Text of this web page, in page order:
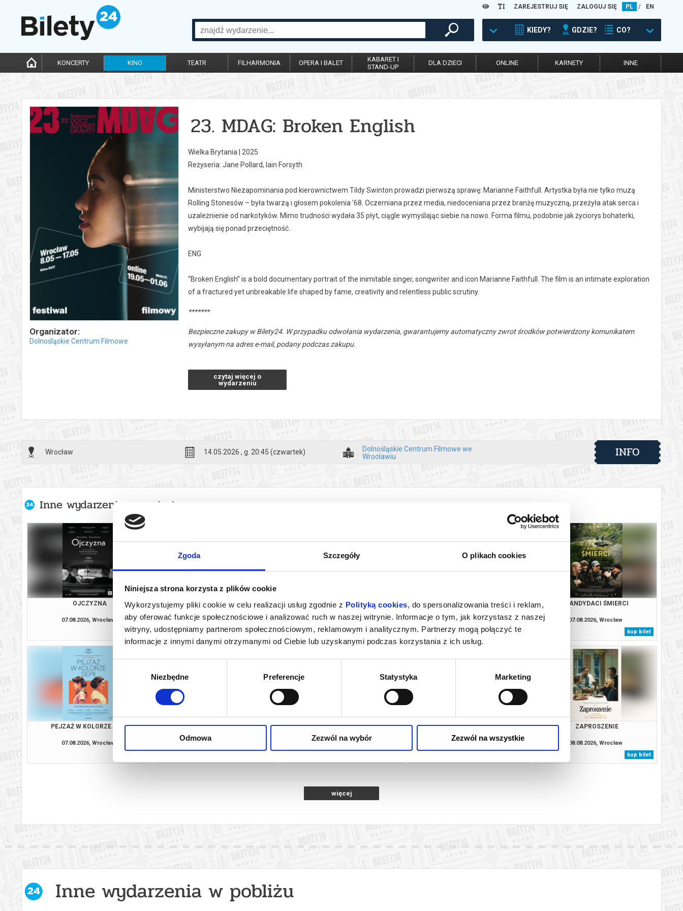
Zgoda Szczegóły O plikach cookies
Niniejsza strona korzysta z plików cookie
Wykorzystujemy pliki cookie w celu realizacji usług zgodnie z Polityką cookies, do spersonalizowania treści i reklam,
aby oferować funkcje społecznościowe i analizować ruch w naszej witrynie. Informacje o tym, jak korzystasz z naszej
witryny, udostępniamy partnerom społecznościowym, reklamowym i analitycznym. Partnerzy mogą połączyć te
informacje z innymi danymi otrzymanymi od Ciebie lub uzyskanymi podczas korzystania z ich usług.
Niezbędne Preferencje Statystyka Marketing
Odmowa Zezwól na wybór Zezwól na wszystkie
ZAREJESTRUJ SIĘ ZALOGUJ SIĘ PL / EN
KIEDY? GDZIE? CO?
KONCERTY KINO TEATR FILHARMONIA OPERA I BALET
KABARET I
STAND-UP
DLA DZIECI ONLINE KARNETY INNE
Organizator:
Dolnośląskie Centrum Filmowe
23. MDAG: Broken English
Wielka Brytania | 2025
Reżyseria: Jane Pollard, Iain Forsyth
Ministerstwo Niezapominania pod kierownictwem Tildy Swinton prowadzi pierwszą sprawę: Marianne Faithfull. Artystka była nie tylko muzą
Rolling Stonesów – była twarzą i głosem pokolenia '68. Oczerniana przez media, niedoceniana przez branżę muzyczną, przeżyła atak serca i
uzależnienie od narkotyków. Mimo trudności wydała 35 płyt, ciągle wymyślając siebie na nowo. Forma filmu, podobnie jak życiorys bohaterki,
wybijają się ponad przeciętność.
ENG
“Broken English” is a bold documentary portrait of the inimitable singer, songwriter and icon Marianne Faithfull. The film is an intimate exploration
of a fractured yet unbreakable life shaped by fame, creativity and relentless public scrutiny.
*******
Bezpieczne zakupy w Bilety24. W przypadku odwołania wydarzenia, gwarantujemy automatyczny zwrot środków potwierdzony komunikatem
wysyłanym na adres e-mail, podany podczas zakupu.
czytaj więcej o
wydarzeniu
Wrocław 14.05.2026 , g. 20:45 (czwartek)
Dolnośląskie Centrum Filmowe we
Wrocławiu
INFO
Inne wydarzenia organizatora
OJCZYZNA
07.08.2026, Wrocław
kup bilet
OSTATNI KONSJERŻ
07.08.2026, Wrocław
kup bilet
O CZYM SOBIE NIE MÓWIMY
07.08.2026, Wrocław
kup bilet
ODYSEJA
07.08.2026, Wrocław
kup bilet
KANDYDACI ŚMIERCI
07.08.2026, Wrocław
kup bilet
PEJZAŻ W KOLORZE SEPII
07.08.2026, Wrocław
ZAPROSZENIE
07.08.2026, Wrocław
MŁODY WASZYNGTON
07.08.2026, Wrocław
JEJ PIEKŁO
07.08.2026, Wrocław
ZAPROSZENIE
08.08.2026, Wrocław
kup bilet
więcej
Inne wydarzenia w pobliżu